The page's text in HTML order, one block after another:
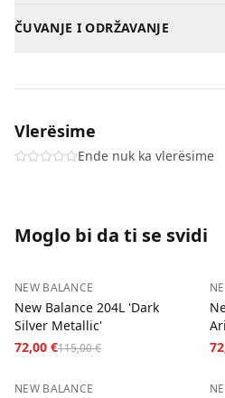
Pol
Žensko
Materijal
Kvalitetna koža / tekstil
Albanija— 3-5 dana—5,00 €
ČUVANJE I ODRŽAVANJE
Vlerësime
Ende nuk ka vlerësime
Moglo bi da ti se svidi
−37%
NEW BALANCE
New Balance 204L 'Dark
Silver Metallic'
72,00 €115,00 €
−48%
NEW BALANCE